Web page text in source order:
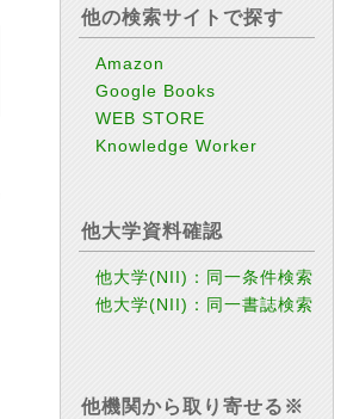
他の検索サイトで探す
Amazon
Google Books
WEB STORE
Knowledge Worker
他大学資料確認
他大学(NII)：同一条件検索
他大学(NII)：同一書誌検索
他機関から取り寄せる※